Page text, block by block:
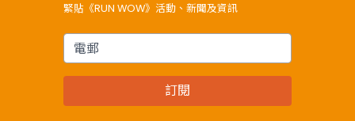
緊貼《RUN WOW》活動、新聞及資訊
電郵
訂閱